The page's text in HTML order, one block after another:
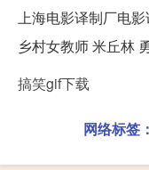
上海电影译制厂电
乡村女教师 米丘林
搞笑gif下载
网络标签：